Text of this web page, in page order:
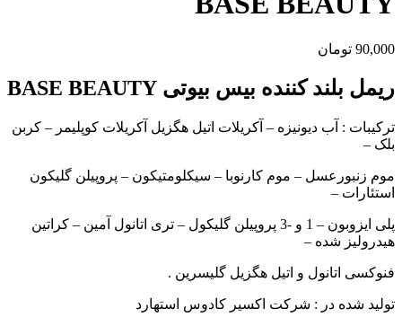
90,000 تومان
ریمل بلند کننده بیس بیوتی BASE BEAUTY
ترکیبات : آب دیونیزه – آکریلات اتیل هگزیل آکریلات کوپلیمر – کربن
بلک –
موم زنبورعسل – موم کارنوبا – سیکلومتیکون – پروپیلن گلیکون
استئارات –
پلی ایزوبون – 1 و -3 پروپیلن گلیکول – تری اتانول آمین – کراتین
هیدرولیز شده –
فنوکسی اتانول و اتیل هگزیل گلیسرین .
تولید شده در : شرکت اکسیر کادوس استهارد